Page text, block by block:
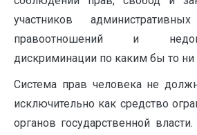
участников
правоотношений и
дискриминации по каким бы то
Система прав человека не
исключительно как средство
органов государственной